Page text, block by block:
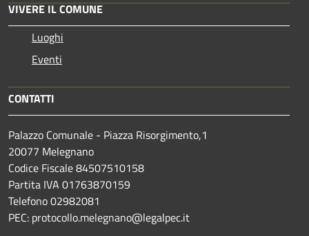
VIVERE IL COMUNE
Luoghi
Eventi
CONTATTI
Palazzo Comunale - Piazza Risorgimento,1
20077 Melegnano
Codice Fiscale 84507510158
Partita IVA 01763870159
Telefono 02982081
PEC: protocollo.melegnano@legalpec.it